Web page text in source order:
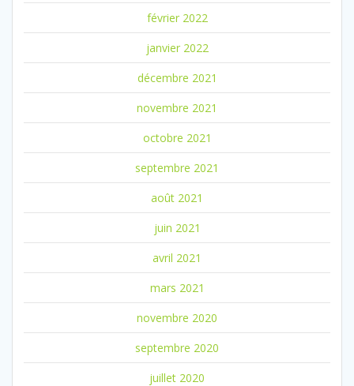
février 2022
janvier 2022
décembre 2021
novembre 2021
octobre 2021
septembre 2021
août 2021
juin 2021
avril 2021
mars 2021
novembre 2020
septembre 2020
juillet 2020